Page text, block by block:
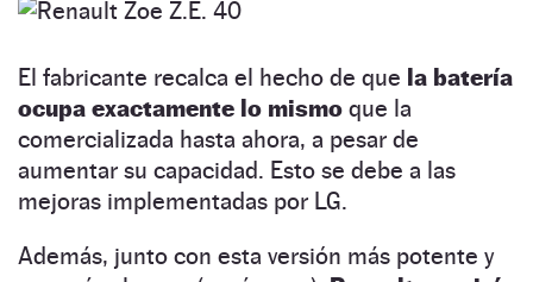
El fabricante recalca el hecho de que la batería
ocupa exactamente lo mismo que la
comercializada hasta ahora, a pesar de
aumentar su capacidad. Esto se debe a las
mejoras implementadas por LG.
Además, junto con esta versión más potente y